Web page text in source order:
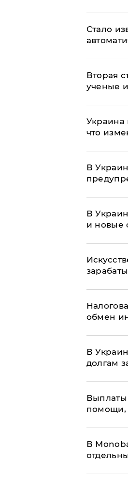
Стало
Вторая
ученые
Украина
что
В
В
и новые
обмен
В
долгам
Выплаты
помощи,
В